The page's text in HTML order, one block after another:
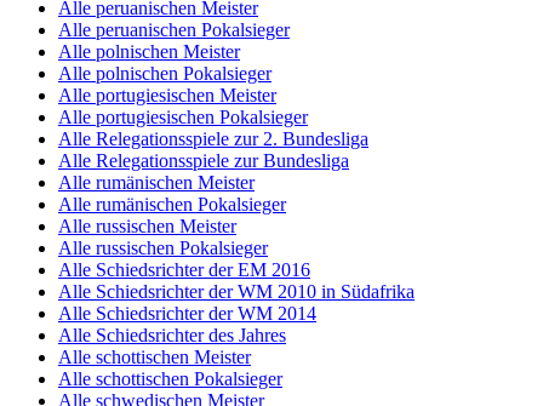
Alle peruanischen Meister
Alle peruanischen Pokalsieger
Alle polnischen Meister
Alle polnischen Pokalsieger
Alle portugiesischen Meister
Alle portugiesischen Pokalsieger
Alle Relegationsspiele zur 2. Bundesliga
Alle Relegationsspiele zur Bundesliga
Alle rumänischen Meister
Alle rumänischen Pokalsieger
Alle russischen Meister
Alle russischen Pokalsieger
Alle Schiedsrichter der EM 2016
Alle Schiedsrichter der WM 2010 in Südafrika
Alle Schiedsrichter der WM 2014
Alle Schiedsrichter des Jahres
Alle schottischen Meister
Alle schottischen Pokalsieger
Alle schwedischen Meister